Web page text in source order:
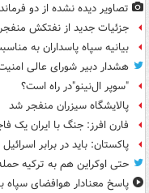
تصاویر دیده‌ نشده از دو
جزئیات جدید از نفتکش
بیانیه سپاه پاسداران به
هشدار دبیر شورای عالی
"سوپر ال‌نینو"در راه است؟
پالایشگاه سیزران منفجر شد
فارن افرز: جنگ با ایران یک
پاکستان: باید در برابر
حتی اوکراین هم به ترکیه
پاسخ معنادار هوافضای سپاه